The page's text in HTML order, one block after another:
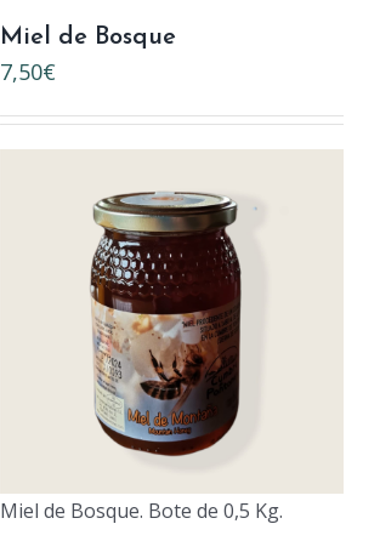
Miel de Bosque
7,50€
Miel de Bosque. Bote de 0,5 Kg.